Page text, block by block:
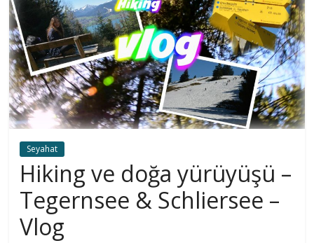
Seyahat
Hiking ve doğa yürüyüşü –
Tegernsee & Schliersee –
Vlog